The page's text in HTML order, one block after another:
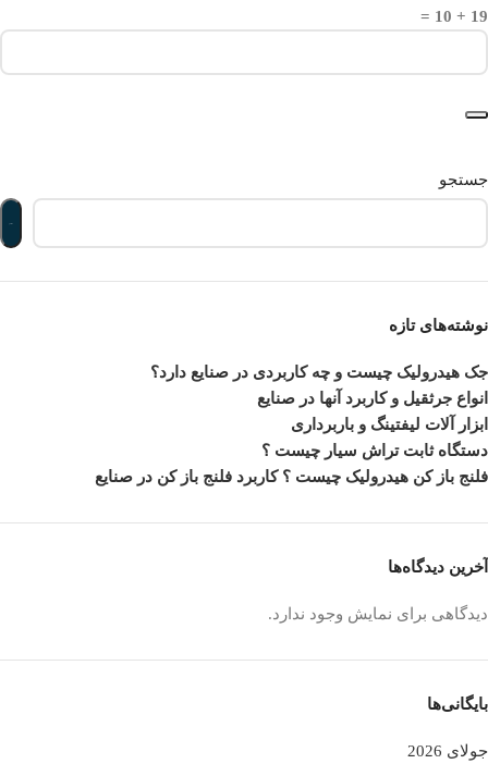
19 + 10 =
جستجو
نوشته‌های تازه
جک هیدرولیک چیست و چه کاربردی در صنایع دارد؟
انواع جرثقیل و کاربرد آنها در صنایع
ابزار آلات لیفتینگ و باربرداری
دستگاه ثابت تراش سیار چیست ؟
فلنج باز کن هیدرولیک چیست ؟ کاربرد فلنج باز کن در صنایع
آخرین دیدگاه‌ها
دیدگاهی برای نمایش وجود ندارد.
بایگانی‌ها
جولای 2026